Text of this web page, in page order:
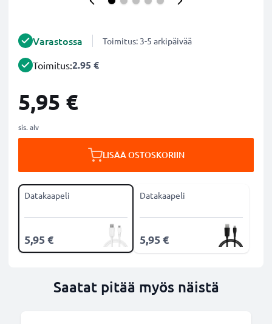
Varastossa Toimitus: 3-5 arkipäivää
Toimitus:2.95 €
5,95 €
sis. alv
LISÄÄ OSTOSKORIIN
Datakaapeli
5,95 €
Datakaapeli
5,95 €
Saatat pitää myös näistä